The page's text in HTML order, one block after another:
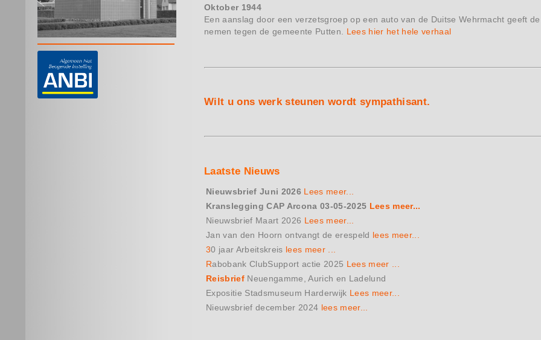
Oktober 1944
Een aanslag door een verzetsgroep op een auto van de Duitse Wehrmacht geeft
nemen tegen de gemeente Putten. Lees hier het hele verhaal
Wilt u ons werk steunen wordt sympathisant.
Laatste Nieuws
Nieuwsbrief Juni 2026 Lees meer...
Kranslegging CAP Arcona 03-05-2025 Lees meer...
Nieuwsbrief Maart 2026 Lees meer...
Jan van den Hoorn ontvangt de erespeld lees meer...
30 jaar Arbeitskreis lees meer ...
Rabobank ClubSupport actie 2025 Lees meer ...
Reisbrief Neuengamme, Aurich en Ladelund
Expositie Stadsmuseum Harderwijk Lees meer...
Nieuwsbrief december 2024 lees meer...